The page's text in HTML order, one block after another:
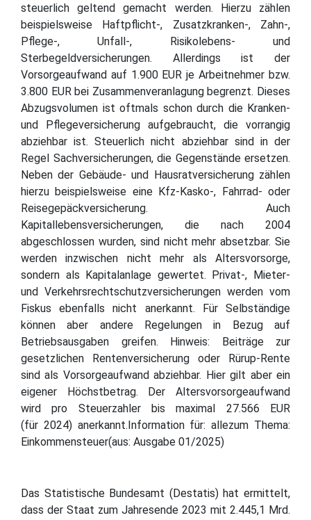
steuerlich geltend gemacht werden. Hierzu zählen
beispielsweise Haftpflicht-, Zusatzkranken-, Zahn-,
Pflege-, Unfall-, Risikolebens- und
Sterbegeldversicherungen. Allerdings ist der
Vorsorgeaufwand auf 1.900 EUR je Arbeitnehmer bzw.
3.800 EUR bei Zusammenveranlagung begrenzt. Dieses
Abzugsvolumen ist oftmals schon durch die Kranken-
und Pflegeversicherung aufgebraucht, die vorrangig
abziehbar ist. Steuerlich nicht abziehbar sind in der
Regel Sachversicherungen, die Gegenstände ersetzen.
Neben der Gebäude- und Hausratversicherung zählen
hierzu beispielsweise eine Kfz-Kasko-, Fahrrad- oder
Reisegepäckversicherung. Auch
Kapitallebensversicherungen, die nach 2004
abgeschlossen wurden, sind nicht mehr absetzbar. Sie
werden inzwischen nicht mehr als Altersvorsorge,
sondern als Kapitalanlage gewertet. Privat-, Mieter-
und Verkehrsrechtschutzversicherungen werden vom
Fiskus ebenfalls nicht anerkannt. Für Selbständige
können aber andere Regelungen in Bezug auf
Betriebsausgaben greifen. Hinweis: Beiträge zur
gesetzlichen Rentenversicherung oder Rürup-Rente
sind als Vorsorgeaufwand abziehbar. Hier gilt aber ein
eigener Höchstbetrag. Der Altersvorsorgeaufwand
wird pro Steuerzahler bis maximal 27.566 EUR
(für 2024) anerkannt.Information für: allezum Thema:
Einkommensteuer(aus: Ausgabe 01/2025)
Das Statistische Bundesamt (Destatis) hat ermittelt,
dass der Staat zum Jahresende 2023 mit 2.445,1 Mrd.